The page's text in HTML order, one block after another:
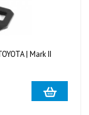
| Mark II